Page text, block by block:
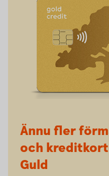
Ännu fler
och
Guld